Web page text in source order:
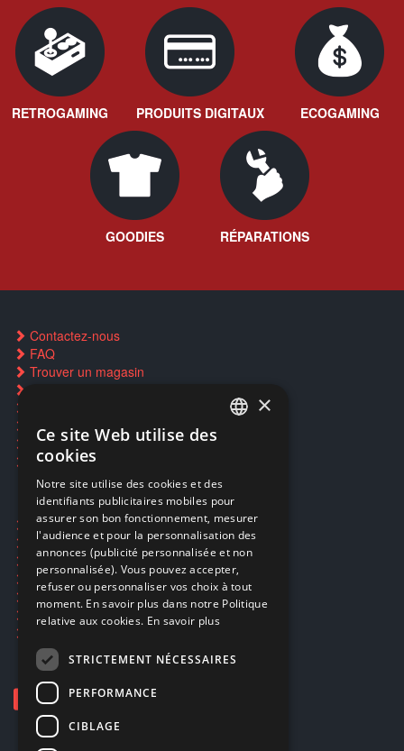
RETROGAMING PRODUITS DIGITAUX ECOGAMING
GOODIES RÉPARATIONS
Contactez-nous
FAQ
Trouver un magasin
Restauration CD griffés
Réparations & SAV
Smartpoints
Ecogaming
Expédition & retours
Confidentialité
Conditions générales
EA Sport UFC 6
Call of Duty: Modern Warfare 4
Rachat et revente de jeux en cash
ENGLISH
×
Ce site Web utilise des
cookies
Notre site utilise des cookies et des
identifiants publicitaires mobiles pour
assurer son bon fonctionnement, mesurer
l'audience et pour la personnalisation des
annonces (publicité personnalisée et non
personnalisée). Vous pouvez accepter,
refuser ou personnaliser vos choix à tout
moment. En savoir plus dans notre Politique
relative aux cookies. En savoir plus
STRICTEMENT NÉCESSAIRES
PERFORMANCE
CIBLAGE